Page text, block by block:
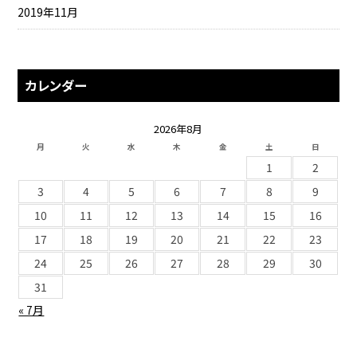
2019年11月
カレンダー
2026年8月
月 火 水 木 金 土 日
« 7月
1
2
3
4 5 6 7 8
9
10
11 12 13 14 15
16
17
18 19 20 21 22
23
24
25 26 27 28 29
30
31